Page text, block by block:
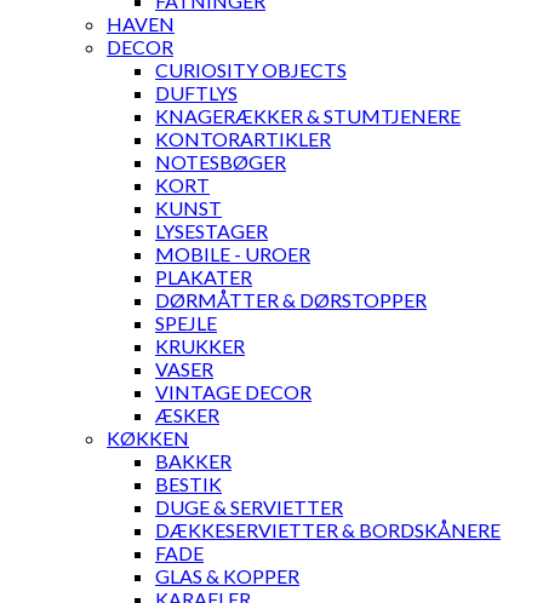
HAVEN
DECOR
CURIOSITY OBJECTS
DUFTLYS
KNAGERÆKKER & STUMTJENERE
KONTORARTIKLER
NOTESBØGER
KORT
KUNST
LYSESTAGER
MOBILE - UROER
PLAKATER
DØRMÅTTER & DØRSTOPPER
SPEJLE
KRUKKER
VASER
VINTAGE DECOR
ÆSKER
KØKKEN
BAKKER
BESTIK
DUGE & SERVIETTER
DÆKKESERVIETTER & BORDSKÅNERE
FADE
GLAS & KOPPER